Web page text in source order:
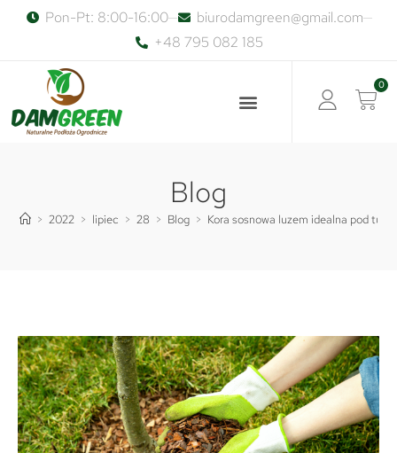
Pon-Pt: 8:00-16:00
biurodamgreen@gmail.com
+48 795 082 185
0
Blog
> 2022 > lipiec > 28 > Blog > Kora sosnowa luzem idealna pod tuje